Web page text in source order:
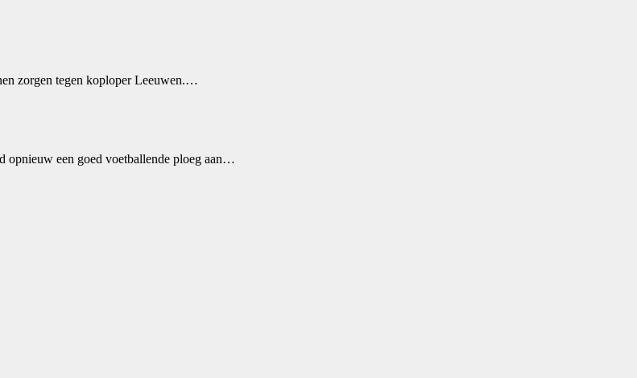
zorgen tegen koploper Leeuwen.…
opnieuw een goed voetballende ploeg aan…